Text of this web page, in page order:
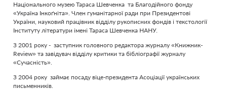
Національного музею Тараса Шевченка та Благодійного фонду
«Україна Інкоґніта». Член гуманітарної ради при Президентові
України, науковий працівник відділу рукописних фондів і текстології
Інституту літератури імені Тараса Шевченка НАНУ.
З 2001 року - заступник головного редактора журналу «Книжник-
Review» та завідувач відділу критики та бібліографії журналу
«Сучасність».
З 2004 року займає посаду віце-президента Асоціації українських
письменників.